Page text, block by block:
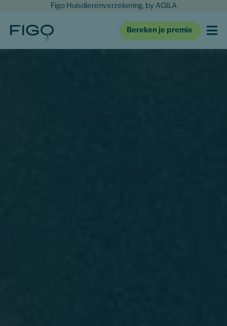
Figo Huisdierenverzekering, by AGILA
Bereken je premie